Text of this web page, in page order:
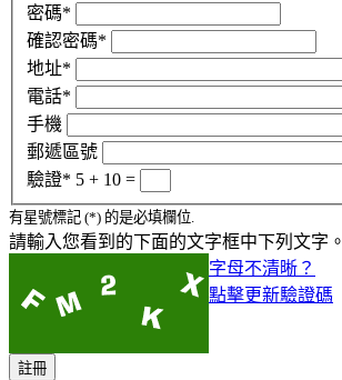
密碼*
確認密碼*
地址*
電話*
手機
郵遞區號
驗證* 5 + 10 =
有星號標記 (*) 的是必填欄位.
請輸入您看到的下面的文字框中下列文字。
字母不清晰？
點擊更新驗證碼
註冊